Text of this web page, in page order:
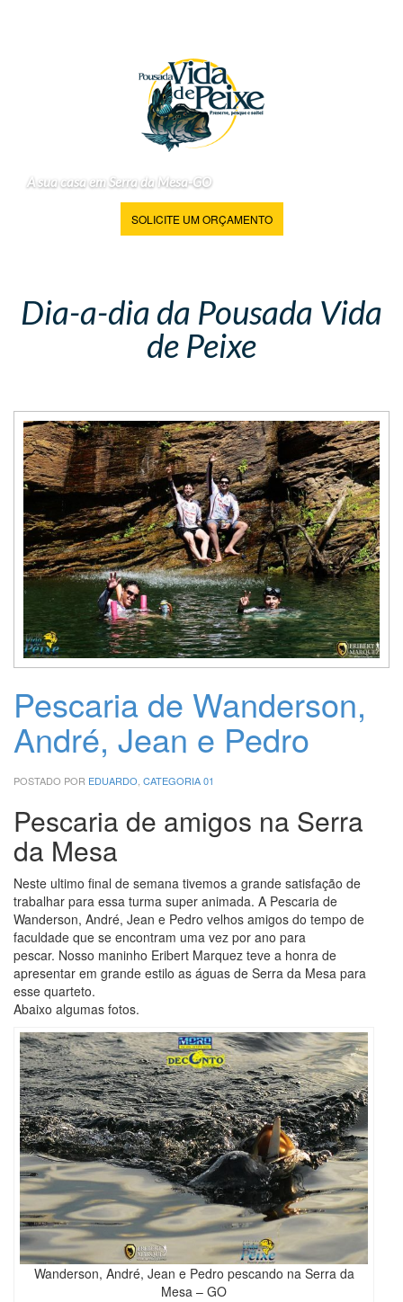
A sua casa em Serra da Mesa-GO
SOLICITE UM ORÇAMENTO
Dia-a-dia da Pousada Vida
de Peixe
Pescaria de Wanderson,
André, Jean e Pedro
POSTADO POR EDUARDO, CATEGORIA 01
Pescaria de amigos na Serra
da Mesa
Neste ultimo final de semana tivemos a grande satisfação de
trabalhar para essa turma super animada. A Pescaria de
Wanderson, André, Jean e Pedro velhos amigos do tempo de
faculdade que se encontram uma vez por ano para
pescar. Nosso maninho Eribert Marquez teve a honra de
apresentar em grande estilo as águas de Serra da Mesa para
esse quarteto.
Abaixo algumas fotos.
Wanderson, André, Jean e Pedro pescando na Serra da
Mesa – GO